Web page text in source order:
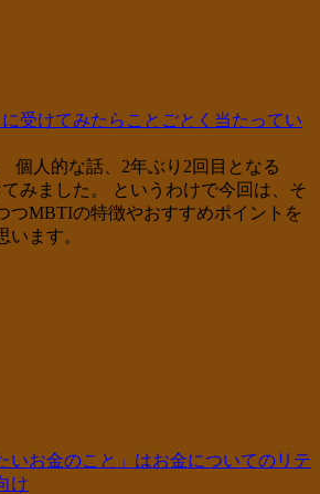
受けてみたらことごとく当たってい
個人的な話、2年ぶり2回目となる
みました。 というわけで今回は、そ
つMBTIの特徴やおすすめポイントを
ます。
いお金のこと」はお金についてのリテ
け